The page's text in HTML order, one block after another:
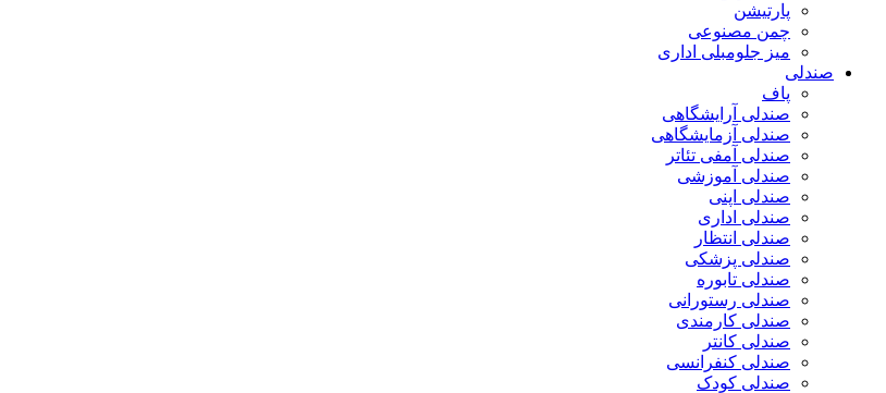
پارتیشن
چمن مصنوعی
میز جلومبلی اداری
صندلی
پاف
صندلی آرایشگاهی
صندلی آزمایشگاهی
صندلی آمفی تئاتر
صندلی آموزشی
صندلی اپنی
صندلی اداری
صندلی انتظار
صندلی پزشکی
صندلی تابوره
صندلی رستورانی
صندلی کارمندی
صندلی کانتر
صندلی کنفرانسی
صندلی کودک